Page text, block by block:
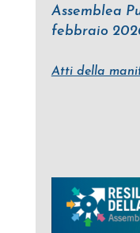
Assemblea
febbraio
Atti della